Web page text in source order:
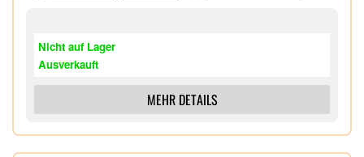
als 600 Stunden mit Bluetooth
Nicht auf Lager
Ausverkauft
MEHR DETAILS